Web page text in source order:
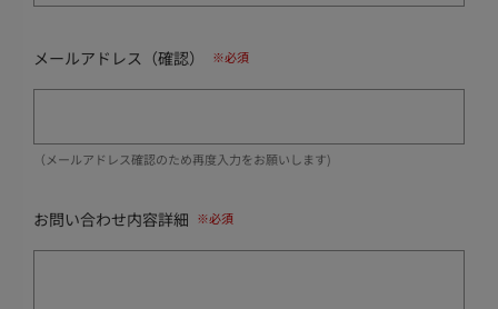
メールアドレス（確認）
（メールアドレス確認のため再度入力をお願いします)
お問い合わせ内容詳細